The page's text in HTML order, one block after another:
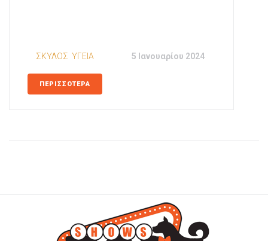
ΣΚΥΛΟΣ ΥΓΕΙΑ 5 Ιανουαρίου 2024
ΠΕΡΙΣΣΟΤΕΡΑ